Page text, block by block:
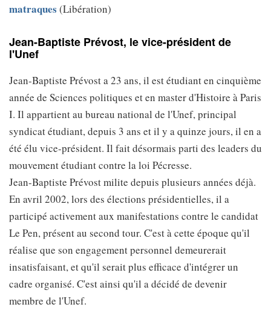
matraques (Libération)
Jean-Baptiste Prévost, le vice-président de
l'Unef
Jean-Baptiste Prévost a 23 ans, il est étudiant en cinquième
année de Sciences politiques et en master d'Histoire à Paris
I. Il appartient au bureau national de l'Unef, principal
syndicat étudiant, depuis 3 ans et il y a quinze jours, il en a
été élu vice-président. Il fait désormais parti des leaders du
mouvement étudiant contre la loi Pécresse.
Jean-Baptiste Prévost milite depuis plusieurs années déjà.
En avril 2002, lors des élections présidentielles, il a
participé activement aux manifestations contre le candidat
Le Pen, présent au second tour. C'est à cette époque qu'il
réalise que son engagement personnel demeurerait
insatisfaisant, et qu'il serait plus efficace d'intégrer un
cadre organisé. C'est ainsi qu'il a décidé de devenir
membre de l'Unef.